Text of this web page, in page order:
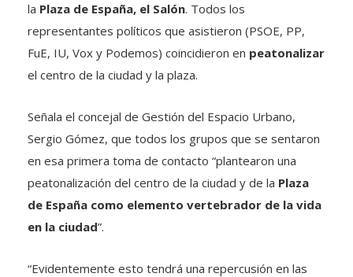
la Plaza de España, el Salón. Todos los
representantes políticos que asistieron (PSOE, PP,
FuE, IU, Vox y Podemos) coincidieron en peatonalizar
el centro de la ciudad y la plaza.
Señala el concejal de Gestión del Espacio Urbano,
Sergio Gómez, que todos los grupos que se sentaron
en esa primera toma de contacto “plantearon una
peatonalización del centro de la ciudad y de la Plaza
de España como elemento vertebrador de la vida
en la ciudad”.
“Evidentemente esto tendrá una repercusión en las